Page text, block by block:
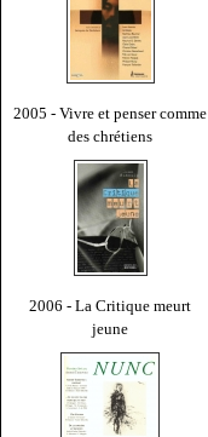
2005 - Vivre et penser comme
des chrétiens
2006 - La Critique meurt
jeune